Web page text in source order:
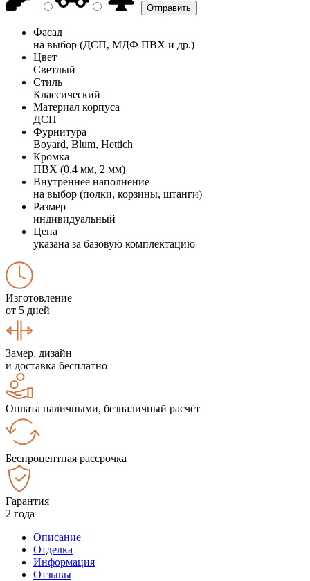
Фасад
на выбор (ДСП, МДФ ПВХ и др.)
Цвет
Светлый
Стиль
Классический
Материал корпуса
ДСП
Фурнитура
Boyard, Blum, Hettich
Кромка
ПВХ (0,4 мм, 2 мм)
Внутреннее наполнение
на выбор (полки, корзины, штанги)
Размер
индивидуальный
Цена
указана за базовую комплектацию
Изготовление
от 5 дней
Замер, дизайн
и доставка бесплатно
Оплата наличными, безналичный расчёт
Беспроцентная рассрочка
Гарантия
2 года
Описание
Отделка
Информация
Отзывы